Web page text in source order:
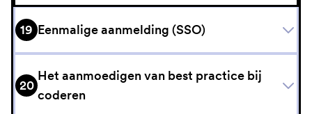
19 Eenmalige aanmelding (SSO)
20
Het aanmoedigen van best practice bij
coderen